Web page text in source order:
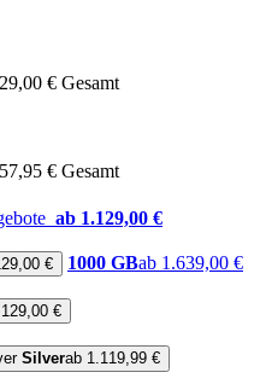
€ Gesamt
€ Gesamt
ab 1.129,00 €
€ 1000 GBab 1.639,00 €
€
Silverab 1.119,99 €